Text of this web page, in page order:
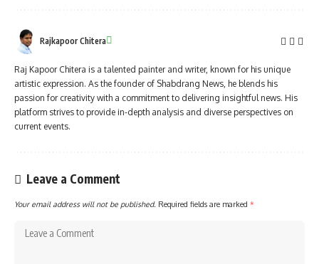
Rajkapoor Chitera
Raj Kapoor Chitera is a talented painter and writer, known for his unique
artistic expression. As the founder of Shabdrang News, he blends his
passion for creativity with a commitment to delivering insightful news. His
platform strives to provide in-depth analysis and diverse perspectives on
current events.
Leave a Comment
Your email address will not be published. Required fields are marked *